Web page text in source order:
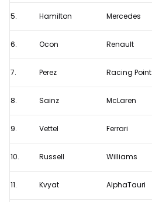
5. Hamilton Mercedes
6. Ocon Renault
7. Perez Racing Point
8. Sainz McLaren
9. Vettel Ferrari
10. Russell Williams
11. Kvyat AlphaTauri